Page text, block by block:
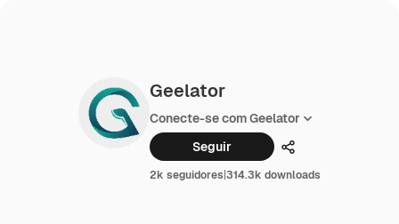
Geelator
Conecte-se com Geelator
Seguir
Compartilhar
2k seguidores|314.3k downloads